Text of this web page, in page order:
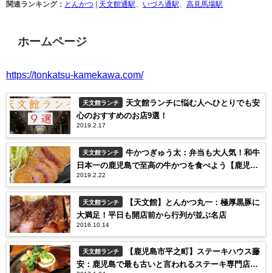
関連ランキング： とんかつ 天文館通駅 いづろ通駅 高見馬場駅
ホームページ
https://tonkatsu-kamekawa.com/
天文館ランチ
天文館ランチに悩む人へひとりでも安
心のおすすめのお店9選！
2019.2.17
天文館ランチ
牛かつぎゅう太：弁当も大人気！和牛
日本一の鹿児島で至高の牛かつを食べよう【鹿児島
市天文館】
2019.2.22
天文館ランチ
【天文館】とんかつ丸一：極厚黒豚に
大満足！平日も開店前から行列が並ぶ名店
2016.10.14
天文館ランチ
【鹿児島市平之町】ステーキハウス藤
安：鹿児島で最も古いと言われるステーキ専門店で